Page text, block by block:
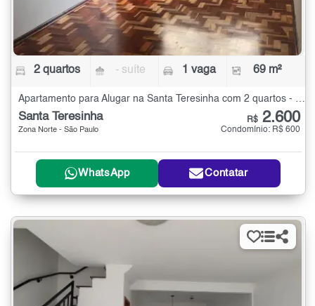
2 quartos - suíte 1 vaga 69 m²
Santa Teresinha
Zona Norte - São Paulo
R$ 2.600
Condomínio: R$ 600
WhatsApp Contatar